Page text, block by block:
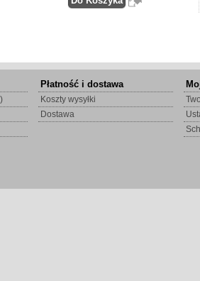
Płatność i dostawa
Koszty wysyłki
Dostawa